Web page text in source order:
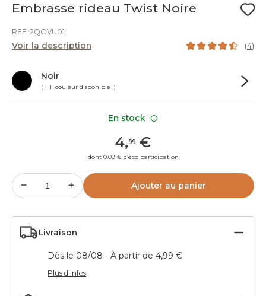
Embrasse rideau Twist Noire
REF. 2QOVU01
Voir la description (4)
Noir
( + 1 couleur disponible )
4,99 €
dont 0.09 € d’éco participation
Ajouter au panier
Livraison
Dès le 08/08 - À partir de 4,99 €
Plus d'infos